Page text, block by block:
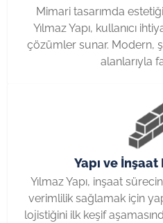
Mimari tasarımda
Yılmaz Yapı, kullanıcı
çözümler sunar. Modern,
alanlarıyla
Yapı ve
Yılmaz Yapı, inşaat
verimlilik sağlamak için
lojistiğini ilk keşif